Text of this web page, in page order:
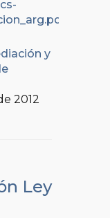
y
2012
Ley